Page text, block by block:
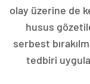
olay üzerine de
husus
serbest
tedbiri